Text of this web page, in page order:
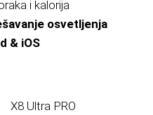
i kalorija
osvetljenja
& iOS
X8 Ultra PRO